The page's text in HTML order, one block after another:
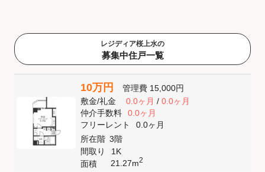
レジディア桜上水の
募集中住戸一覧
10万円 管理費 15,000円
敷金/礼金 0.0ヶ月/ 0.0ヶ月
仲介手数料
0.0ヶ月
フリーレント
0.0ヶ月
所在階 3階
間取り
1K
面積
21.27m2